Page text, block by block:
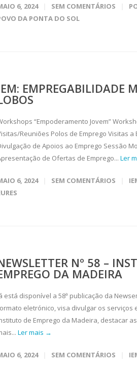
6, 2024 SEM COMENTÁRIOS
DA PONTA DO SOL
EMPREGABILIDADE
“Empoderamento Jovem”
Reuniões Polos de Emprego Visitas
de Apoios ao Emprego Sessão
de Ofertas de Emprego... Ler
6, 2024 SEM COMENTÁRIOS
Nº 58 –
DA MADEIRA
está disponível a 58ª publicação da
eletrónico, visa divulgar os serviços
de Emprego da Madeira, destacar
Ler mais →
6, 2024 SEM COMENTÁRIOS